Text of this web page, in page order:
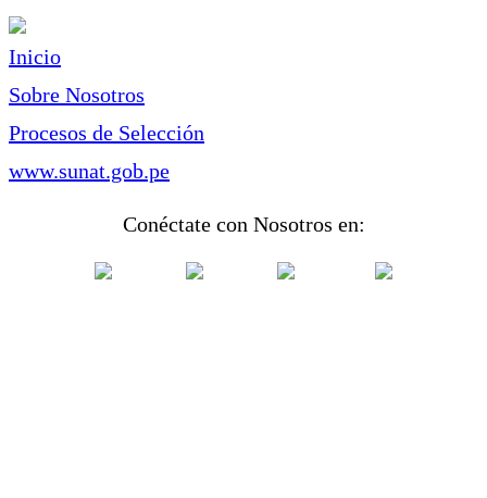
Inicio
Sobre Nosotros
Procesos de Selección
www.sunat.gob.pe
Conéctate con Nosotros en: